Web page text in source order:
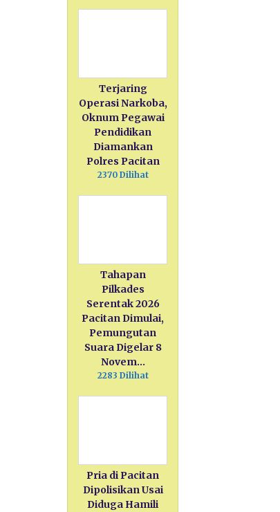
Terjaring
Operasi Narkoba,
Oknum Pegawai
Pendidikan
Diamankan
Polres Pacitan
2370 Dilihat
Tahapan
Pilkades
Serentak 2026
Pacitan Dimulai,
Pemungutan
Suara Digelar 8
Novem…
2283 Dilihat
Pria di Pacitan
Dipolisikan Usai
Diduga Hamili